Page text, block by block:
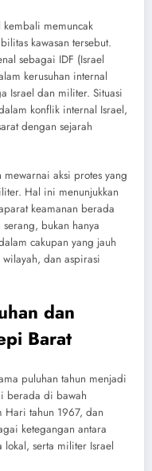
kembali memuncak
kawasan tersebut.
sebagai IDF (Israel
kerusuhan internal
Israel dan militer. Situasi
konflik internal Israel,
dengan sejarah
mewarnai aksi protes yang
Hal ini menunjukkan
keamanan berada
bukan hanya
cakupan yang jauh
dan aspirasi
dan
Barat
puluhan tahun menjadi
berada di bawah
Hari tahun 1967, dan
ketegangan antara
lokal, serta militer Israel